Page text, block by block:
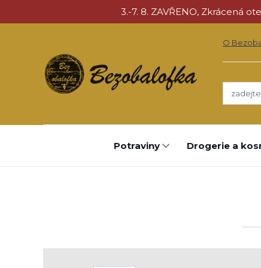
3.-7. 8. ZAVŘENO, Zkrácená
O
Potraviny Drogerie a